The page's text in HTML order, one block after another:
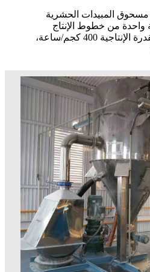
المبيدات الحشرية
من خطوط الإنتاج
المبسطة QDF-400 WP، القدرة الإنتاجية 400 كجم/ساعة،